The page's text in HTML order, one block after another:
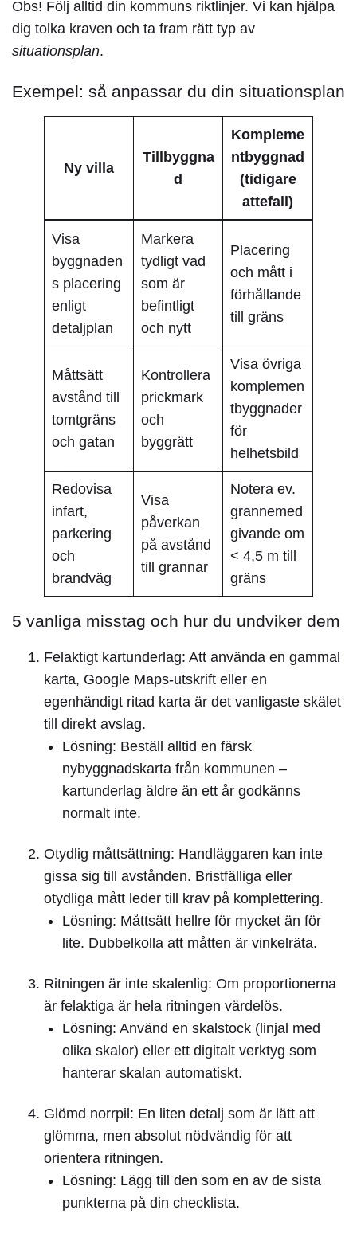
Obs! Följ alltid din kommuns riktlinjer. Vi kan hjälpa
dig tolka kraven och ta fram rätt typ av
situationsplan.
Exempel: så anpassar du din situationsplan
Ny villa
Tillbyggna
d
Kompleme
ntbyggnad
(tidigare
attefall)
Visa
byggnaden
s placering
enligt
detaljplan
Markera
tydligt vad
som är
befintligt
och nytt
Placering
och mått i
förhållande
till gräns
Måttsätt
avstånd till
tomtgräns
och gatan
Kontrollera
prickmark
och
byggrätt
Visa övriga
komplemen
tbyggnader
för
helhetsbild
Redovisa
infart,
parkering
och
brandväg
Visa
påverkan
på avstånd
till grannar
Notera ev.
grannemed
givande om
< 4,5 m till
gräns
5 vanliga misstag och hur du undviker dem
Felaktigt kartunderlag: Att använda en gammal
karta, Google Maps-utskrift eller en
egenhändigt ritad karta är det vanligaste skälet
till direkt avslag.
Lösning: Beställ alltid en färsk
nybyggnadskarta från kommunen –
kartunderlag äldre än ett år godkänns
normalt inte.
Otydlig måttsättning: Handläggaren kan inte
gissa sig till avstånden. Bristfälliga eller
otydliga mått leder till krav på komplettering.
Lösning: Måttsätt hellre för mycket än för
lite. Dubbelkolla att måtten är vinkelräta.
Ritningen är inte skalenlig: Om proportionerna
är felaktiga är hela ritningen värdelös.
Lösning: Använd en skalstock (linjal med
olika skalor) eller ett digitalt verktyg som
hanterar skalan automatiskt.
Glömd norrpil: En liten detalj som är lätt att
glömma, men absolut nödvändig för att
orientera ritningen.
Lösning: Lägg till den som en av de sista
punkterna på din checklista.